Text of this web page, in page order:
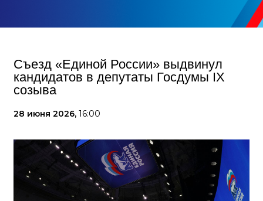
Съезд «Единой России» выдвинул
кандидатов в депутаты Госдумы IX
созыва
28 июня 2026, 16:00